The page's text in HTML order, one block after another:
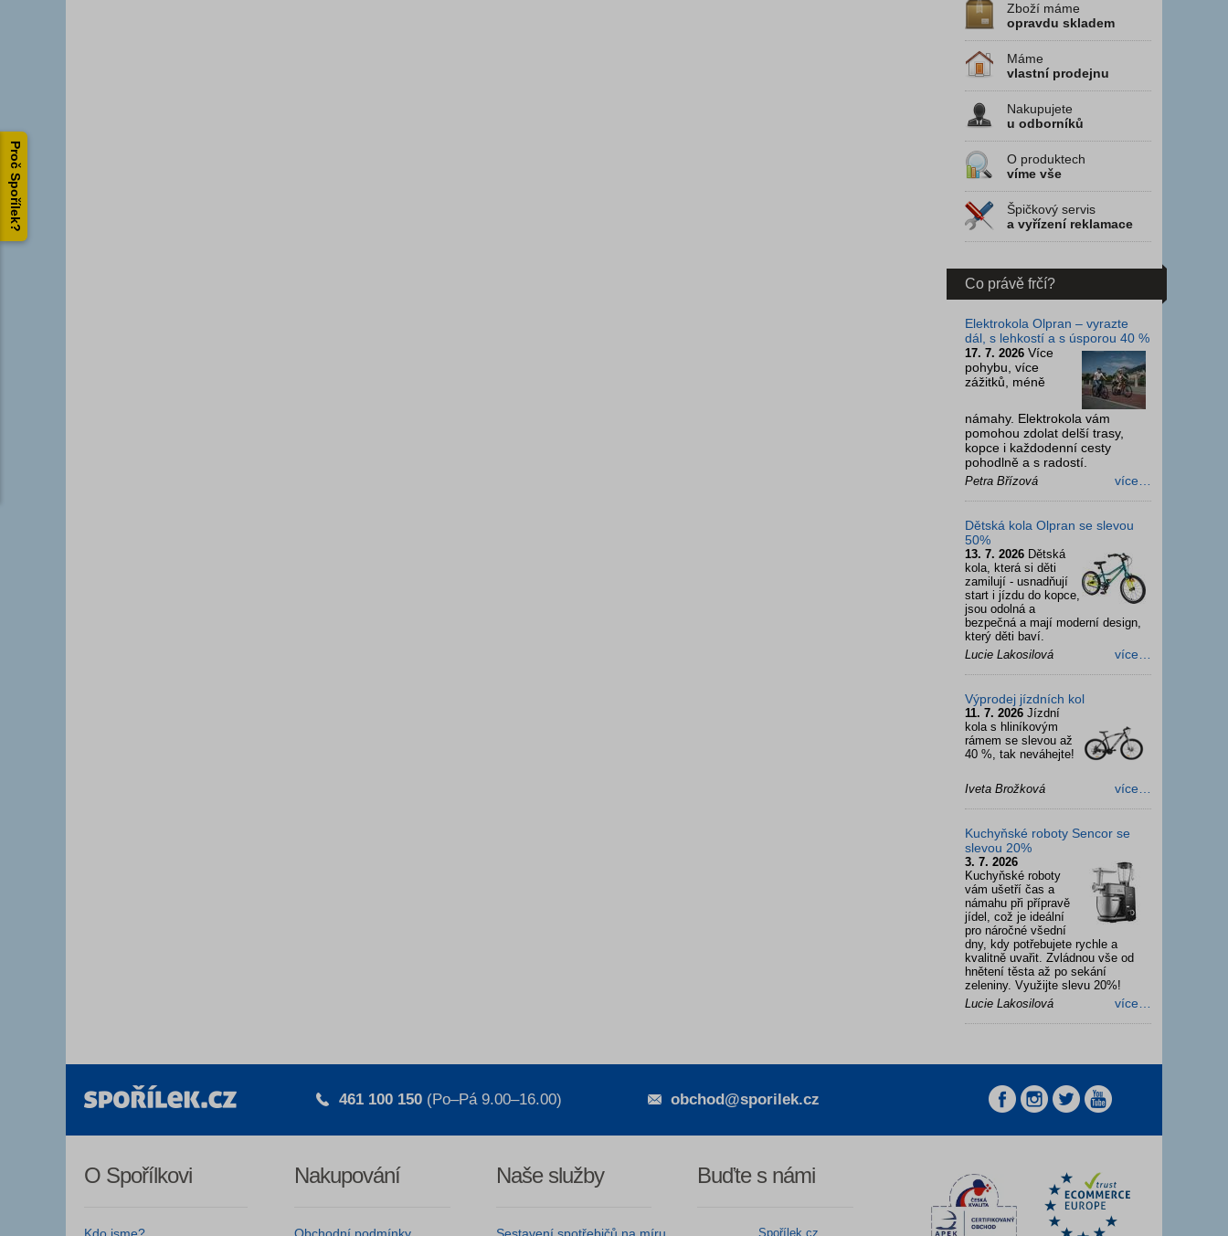
Proč Spořílek?
Zboží máme
opravdu skladem
Máme
vlastní prodejnu
Nakupujete
u odborníků
O produktech
víme vše
Špičkový servis
a vyřízení reklamace
Co právě frčí?
Elektrokola Olpran – vyrazte
dál, s lehkostí a s úsporou 40 %
17. 7. 2026 Více
pohybu, více
zážitků, méně
námahy. Elektrokola vám
pomohou zdolat delší trasy,
kopce i každodenní cesty
pohodlně a s radostí.
Petra Břízová více…
Dětská kola Olpran se slevou
50%
13. 7. 2026 Dětská
kola, která si děti
zamilují - usnadňují
start i jízdu do kopce,
jsou odolná a
bezpečná a mají moderní design,
který děti baví.
Lucie Lakosilová
více…
Výprodej jízdních kol
11. 7. 2026 Jízdní
kola s hliníkovým
rámem se slevou až
40 %, tak neváhejte!
Iveta Brožková více…
Kuchyňské roboty Sencor se
slevou 20%
3. 7. 2026
Kuchyňské roboty
vám ušetří čas a
námahu při přípravě
jídel, což je ideální
pro náročné všední
dny, kdy potřebujete rychle a
kvalitně uvařit. Zvládnou vše od
hnětení těsta až po sekání
zeleniny. Využijte slevu 20%!
Lucie Lakosilová
více…
461 100 150 (Po–Pá 9.00–16.00) obchod@sporilek.cz
O Spořílkovi Nakupování Naše služby Buďte s námi
Spořílek.cz